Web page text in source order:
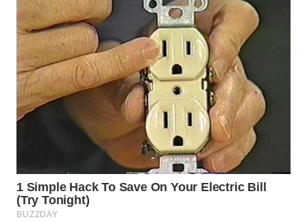
WN
TEBING
TINGGI
WN
PAKPAK
WN
BEKASI